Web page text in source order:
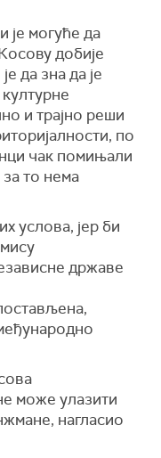
је могуће да
добије
да зна да је
и трајно реши
по
чак помињали
то нема
услова, јер би
државе
може улазити
нагласио